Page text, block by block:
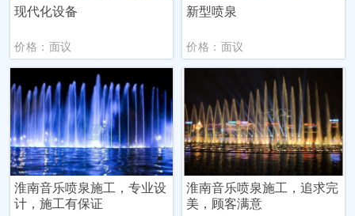
现代化设备
价格：面议
新型喷泉
价格：面议
淮南音乐喷泉施工，专业设
计，施工有保证
淮南音乐喷泉施工，追求完
美，顾客满意